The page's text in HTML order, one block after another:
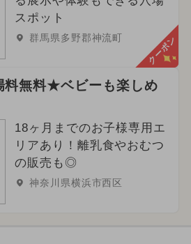
スポット
群馬県多野郡神流町 クーポン
料無料★ベビーも楽しめ
18ヶ月までのお子様専用エ
リアあり！離乳食やおむつ
の販売も◎
神奈川県横浜市西区